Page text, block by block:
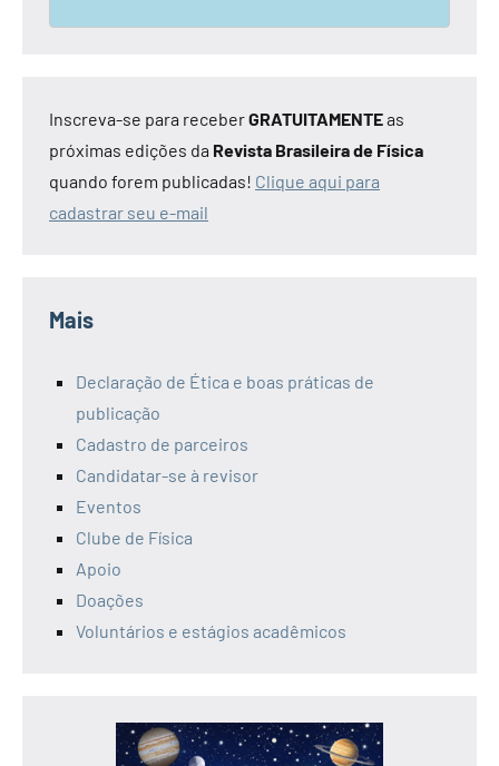
Inscreva-se para receberGRATUITAMENTEas
próximas edições da Revista Brasileira de Física
quando forem publicadas! Clique aqui para
cadastrar seu e-mail
Mais
Declaração de Ética e boas práticas de
publicação
Cadastro de parceiros
Candidatar-se à revisor
Eventos
Clube de Física
Apoio
Doações
Voluntários e estágios acadêmicos